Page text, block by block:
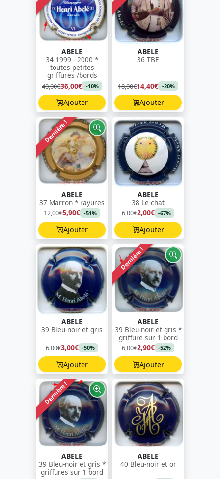
ABELE
34 1999 - 2000 *
toutes petites
griffures /bords
40,00€36,00€ -10%
Ajouter
ABELE
36 TBE
18,00€14,40€ -20%
Ajouter
Dernière !
ABELE
37 Marron * rayures
12,00€5,90€ -51%
Ajouter
ABELE
38 Le chat
6,00€2,00€ -67%
Ajouter
ABELE
39 Bleu-noir et gris
6,00€3,00€ -50%
Ajouter
Dernière !
ABELE
39 Bleu-noir et gris *
griffure sur 1 bord
6,00€2,90€ -52%
Ajouter
Dernière !
ABELE
39 Bleu-noir et gris *
griffures sur 1 bord
ABELE
40 Bleu-noir et or